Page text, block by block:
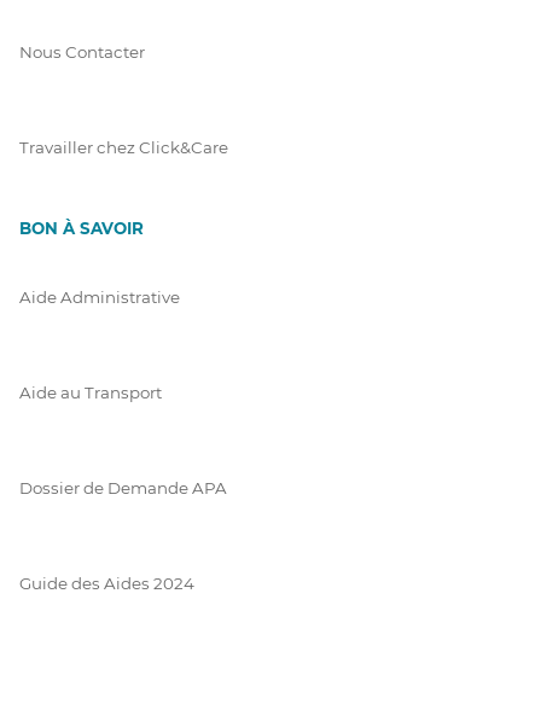
Nous Contacter
Travailler chez Click&Care
BON À SAVOIR
Aide Administrative
Aide au Transport
Dossier de Demande APA
Guide des Aides 2024